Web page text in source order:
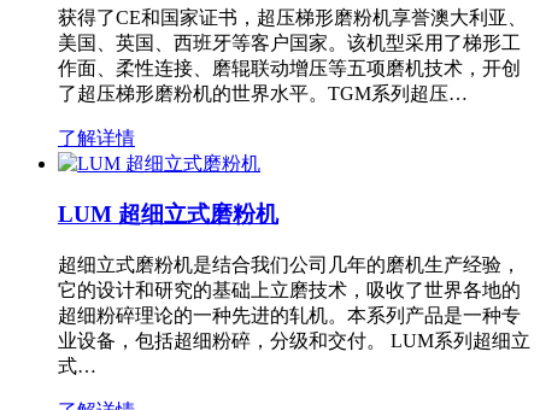
获得了CE和国家证书，超压梯形磨粉机享誉澳大利亚、
美国、英国、西班牙等客户国家。该机型采用了梯形工
作面、柔性连接、磨辊联动增压等五项磨机技术，开创
了超压梯形磨粉机的世界水平。TGM系列超压…
了解详情
LUM 超细立式磨粉机
超细立式磨粉机是结合我们公司几年的磨机生产经验，
它的设计和研究的基础上立磨技术，吸收了世界各地的
超细粉碎理论的一种先进的轧机。本系列产品是一种专
业设备，包括超细粉碎，分级和交付。 LUM系列超细立
式…